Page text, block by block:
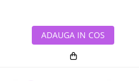
ADAUGA IN COS